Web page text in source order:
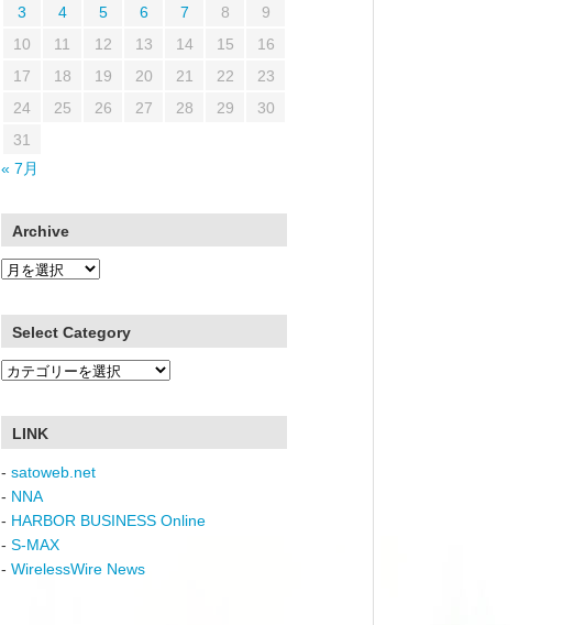
3
4 5 6 7 8
9
10
11 12 13 14 15
16
17
18 19 20 21 22
23
24
25 26 27 28 29
30
31
« 7月
Archive
Archive
Select Category
Select
LINK
- satoweb.net
- NNA
- HARBOR BUSINESS Online
- S-MAX
- WirelessWire News